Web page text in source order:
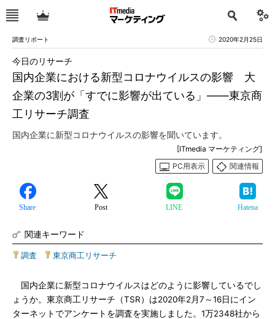
調査リポート 2020年2月25日
国内企業における新型コロナウイルスの影響 大
企業の3割が「すでに影響が出ている」――東京商
工リサーチ調査
今日のリサーチ
国内企業に新型コロナウイルスの影響を聞いています。
[ITmedia マーケティング]
PC用表示
関連情報
Share Post LINE Hatena
関連キーワード
調査 東京商工リサーチ
国内企業に新型コロナウイルスはどのように影響しているでし
ょうか。東京商工リサーチ（TSR）は2020年2月7～16日にイン
ターネットでアンケートを調査を実施しました。1万2348社から